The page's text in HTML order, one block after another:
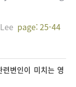
page: 25-44
변인이 미치는 영